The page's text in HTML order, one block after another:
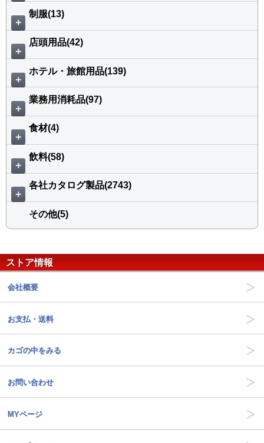
＋
制服(13)
＋
店頭用品(42)
＋
ホテル・旅館用品(139)
＋
業務用消耗品(97)
＋
食材(4)
＋
飲料(58)
＋
各社カタログ製品(2743)
その他(5)
ストア情報
会社概要
お支払・送料
カゴの中をみる
お問い合わせ
MYページ